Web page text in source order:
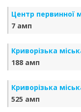
Центр первинної
7 амп
Криворізька
188 амп
Криворізька
525 амп